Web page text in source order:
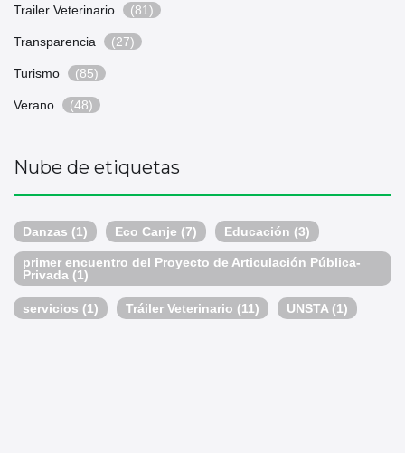
Trailer Veterinario (81)
Transparencia (27)
Turismo (85)
Verano (48)
Nube de etiquetas
Danzas (1) Eco Canje (7) Educación (3)
primer encuentro del Proyecto de Articulación Pública-
Privada (1)
servicios (1) Tráiler Veterinario (11) UNSTA (1)